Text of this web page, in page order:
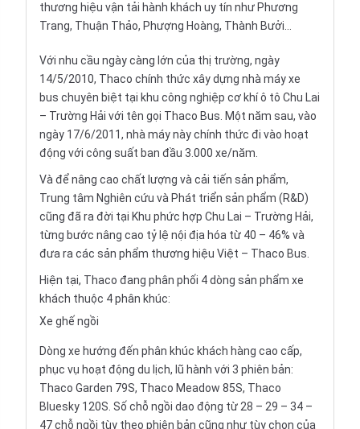
thương hiệu vận tải hành khách uy tín như Phương
Trang, Thuận Thảo, Phượng Hoàng, Thành Bưởi…
Với nhu cầu ngày càng lớn của thị trường, ngày
14/5/2010, Thaco chính thức xây dựng nhà máy xe
bus chuyên biệt tại khu công nghiệp cơ khí ô tô Chu Lai
– Trường Hải với tên gọi Thaco Bus. Một năm sau, vào
ngày 17/6/2011, nhà máy này chính thức đi vào hoạt
động với công suất ban đầu 3.000 xe/năm.
Và để nâng cao chất lượng và cải tiến sản phẩm,
Trung tâm Nghiên cứu và Phát triển sản phẩm (R&D)
cũng đã ra đời tại Khu phức hợp Chu Lai – Trường Hải,
từng bước nâng cao tỷ lệ nội địa hóa từ 40 – 46% và
đưa ra các sản phẩm thương hiệu Việt – Thaco Bus.
Hiện tại, Thaco đang phân phối 4 dòng sản phẩm xe
khách thuộc 4 phân khúc:
Xe ghế ngồi
Dòng xe hướng đến phân khúc khách hàng cao cấp,
phục vụ hoạt động du lịch, lũ hành với 3 phiên bản:
Thaco Garden 79S, Thaco Meadow 85S, Thaco
Bluesky 120S. Số chỗ ngồi dao động từ 28 – 29 – 34 –
47 chỗ ngồi tùy theo phiên bản cũng như tùy chọn của